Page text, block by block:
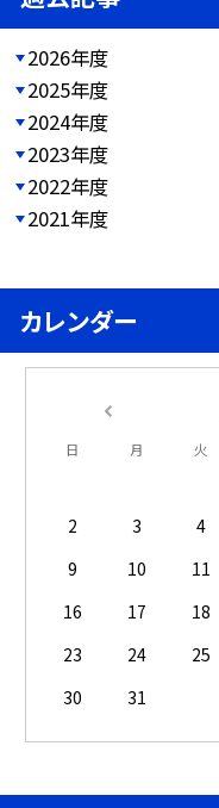
2026年度
2025年度
2024年度
2023年度
2022年度
2021年度
カレンダー
日 月 火
2
3 4
9
10 11
16
17 18
23
24 25
30
31